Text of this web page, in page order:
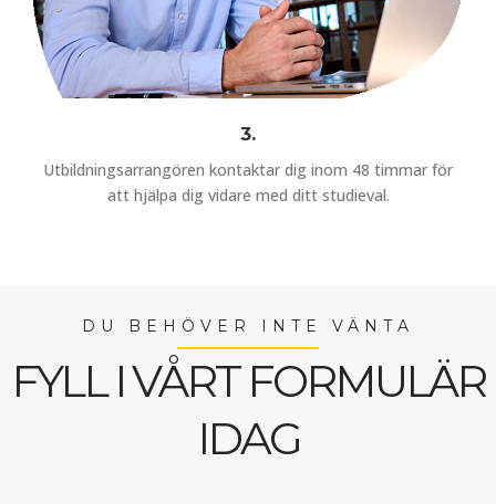
3.
Utbildningsarrangören kontaktar dig inom 48 timmar för
att hjälpa dig vidare med ditt studieval.
DU BEHÖVER INTE VÄNTA
FYLL I VÅRT FORMULÄR
IDAG